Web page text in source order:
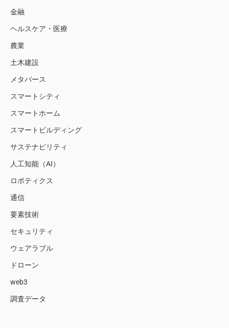
金融
ヘルスケア・医療
農業
土木建設
メタバース
スマートシティ
スマートホーム
スマートビルディング
サステナビリティ
人工知能（AI）
ロボティクス
通信
要素技術
セキュリティ
ウェアラブル
ドローン
web3
調査データ